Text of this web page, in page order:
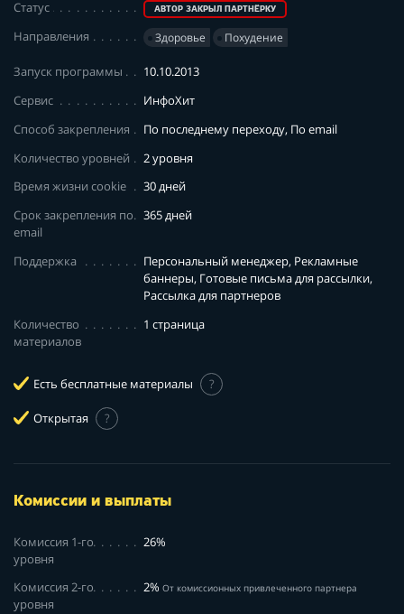
Статус АВТОР ЗАКРЫЛ ПАРТНЁРКУ
Направления Здоровье Похудение
Запуск программы
10.10.2013
Сервис
ИнфоХит
Способ закрепления
По последнему переходу, По email
Количество уровней
2 уровня
Время жизни cookie
30 дней
Срок закрепления по
email
365 дней
Поддержка
Персональный менеджер, Рекламные
баннеры, Готовые письма для рассылки,
Рассылка для партнеров
Количество
материалов
1 страница
Есть бесплатные материалы ?
Открытая ?
Комиссии и выплаты
Комиссия 1-го
уровня
26%
Комиссия 2-го
уровня
2%От комиссионных привлеченного партнера